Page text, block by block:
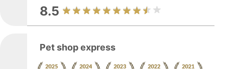
8.5
Pet shop express